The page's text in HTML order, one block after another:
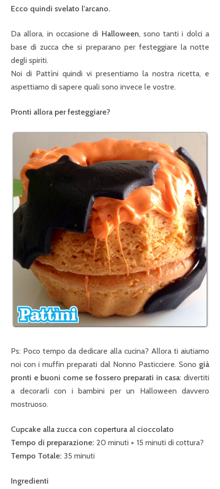
Ecco quindi svelato l’arcano.
Da allora, in occasione di Halloween, sono tanti i dolci a
base di zucca che si preparano per festeggiare la notte
degli spiriti.
Noi di Pattìni quindi vi presentiamo la nostra ricetta, e
aspettiamo di sapere quali sono invece le vostre.
Pronti allora per festeggiare?
Ps: Poco tempo da dedicare alla cucina? Allora ti aiutiamo
noi con i muffin preparati dal Nonno Pasticciere. Sono già
pronti e buoni come se fossero preparati in casa: divertiti
a decorarli con i bambini per un Halloween davvero
mostruoso.
Cupcake alla zucca con copertura al cioccolato
Tempo di preparazione: 20 minuti + 15 minuti di cottura?
Tempo Totale: 35 minuti
Ingredienti